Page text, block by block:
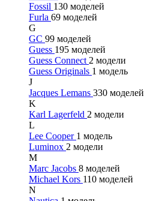
Fossil 130 моделей
Furla 69 моделей
G
GC 99 моделей
Guess 195 моделей
Guess Connect 2 модели
Guess Originals 1 модель
J
Jacques Lemans 330 моделей
K
Karl Lagerfeld 2 модели
L
Lee Cooper 1 модель
Luminox 2 модели
M
Marc Jacobs 8 моделей
Michael Kors 110 моделей
N